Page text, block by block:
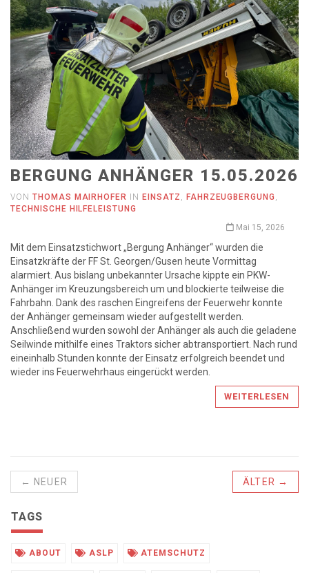
BERGUNG ANHÄNGER 15.05.2026
VON THOMAS MAIRHOFER INEINSATZ FAHRZEUGBERGUNG
TECHNISCHE HILFELEISTUNG
Mai 15, 2026
Mit dem Einsatzstichwort „Bergung Anhänger“ wurden die
Einsatzkräfte der FF St. Georgen/Gusen heute Vormittag
alarmiert. Aus bislang unbekannter Ursache kippte ein PKW-
Anhänger im Kreuzungsbereich um und blockierte teilweise die
Fahrbahn. Dank des raschen Eingreifens der Feuerwehr konnte
der Anhänger gemeinsam wieder aufgestellt werden.
Anschließend wurden sowohl der Anhänger als auch die geladene
Seilwinde mithilfe eines Traktors sicher abtransportiert. Nach rund
eineinhalb Stunden konnte der Einsatz erfolgreich beendet und
wieder ins Feuerwehrhaus eingerückt werden.
WEITERLESEN
← NEUER ÄLTER →
TAGS
ABOUT ASLP ATEMSCHUTZ